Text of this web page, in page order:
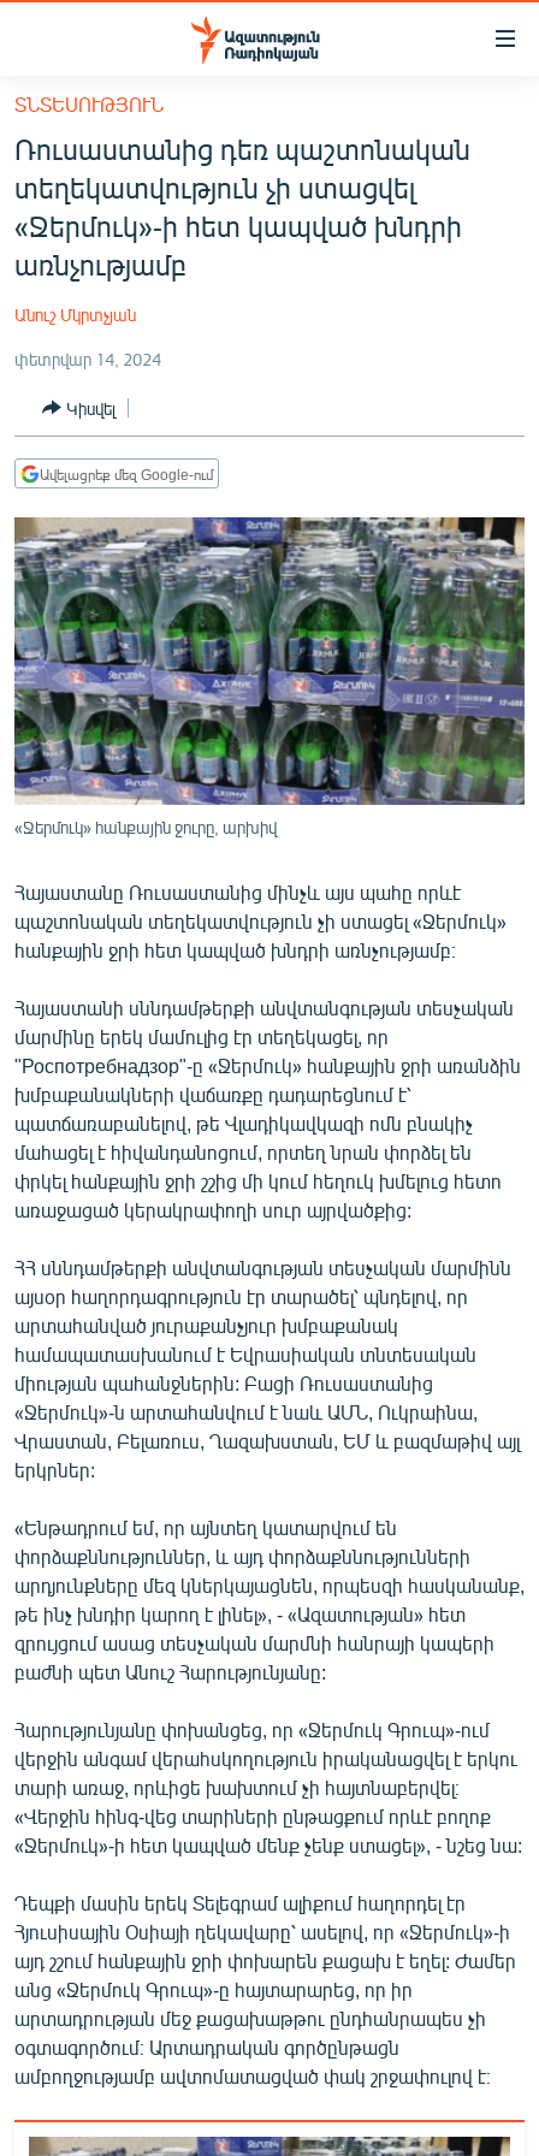
Մատչելիության
հիմնական
բովանդակությանը
Անցնել
հիմնական
մենյուին
Որոնում
ՔԱՂԱՔԱԿԱՆ
ԸՆՏՐՈՒԹՅՈՒՆՆԵՐ 2026
ՊԱՏԵՐԱԶՄԻ 6 ՇԱԲԱԹՆԵՐԸ
ՏԱՐԱԾԱՇՐՋԱՆ
ՄԻՋԱԶԳԱՅԻՆ
ՄՇԱԿՈՒՅԹ
ՍՊՈՐՏ
ՄԵԿՆԱԲԱՆՈՒԹՅՈՒՆ
ՏՏ ԵՒ ԻՆՏԵՐՆԵՏ
ԿՈՐՈՆԱՎԻՐՈՒՍ
ԱՐԽԻՎ
ԲԱՆԱՎԵՃ
ՁԳՏԵԼՈՎ ԼԱՎԱԳՈՒՅՆԻՆ
Հայերեն
English
Русский
ՀԵՏԵՎԵՔ ՄԵԶ
«Ազատության» բոլոր կայքերը
ՏՆՏԵՍՈՒԹՅՈՒՆ
Ռուսաստանից դեռ պաշտոնական
տեղեկատվություն չի ստացվել
«Ջերմուկ»-ի հետ կապված խնդրի
առնչությամբ
Անուշ Մկրտչյան
փետրվար 14, 2024
Կիսվել
Ավելացրեք մեզ Google-ում
«Ջերմուկ» հանքային ջուրը, արխիվ
Հայաստանը Ռուսաստանից մինչև այս պահը որևէ
պաշտոնական տեղեկատվություն չի ստացել «Ջերմուկ»
հանքային ջրի հետ կապված խնդրի առնչությամբ։
Հայաստանի սննդամթերքի անվտանգության տեսչական
մարմինը երեկ մամուլից էր տեղեկացել, որ
"Роспотребнадзор"-ը «Ջերմուկ» հանքային ջրի առանձին
խմբաքանակների վաճառքը դադարեցնում է՝
պատճառաբանելով, թե Վլադիկավկազի ոմն բնակիչ
մահացել է հիվանդանոցում, որտեղ նրան փորձել են
փրկել հանքային ջրի շշից մի կում հեղուկ խմելուց հետո
առաջացած կերակրափողի սուր այրվածքից:
ՀՀ սննդամթերքի անվտանգության տեսչական մարմինն
այսօր հաղորդագրություն էր տարածել՝ պնդելով, որ
արտահանված յուրաքանչյուր խմբաքանակ
համապատասխանում է Եվրասիական տնտեսական
միության պահանջներին: Բացի Ռուսաստանից
«Ջերմուկ»-ն արտահանվում է նաև ԱՄՆ, Ուկրաինա,
Վրաստան, Բելառուս, Ղազախստան, ԵՄ և բազմաթիվ այլ
երկրներ:
«Ենթադրում եմ, որ այնտեղ կատարվում են
փորձաքննություններ, և այդ փորձաքննությունների
արդյունքները մեզ կներկայացնեն, որպեսզի հասկանանք,
թե ինչ խնդիր կարող է լինել», - «Ազատության» հետ
զրույցում ասաց տեսչական մարմնի հանրայի կապերի
բաժնի պետ Անուշ Հարությունյանը:
Հարությունյանը փոխանցեց, որ «Ջերմուկ Գրուպ»-ում
վերջին անգամ վերահսկողություն իրականացվել է երկու
տարի առաջ, որևիցե խախտում չի հայտնաբերվել։
«Վերջին հինգ-վեց տարիների ընթացքում որևէ բողոք
«Ջերմուկ»-ի հետ կապված մենք չենք ստացել», - նշեց նա:
Դեպքի մասին երեկ Տելեգրամ ալիքում հաղորդել էր
Հյուսիսային Օսիայի ղեկավարը՝ ասելով, որ «Ջերմուկ»-ի
այդ շշում հանքային ջրի փոխարեն քացախ է եղել: Ժամեր
անց «Ջերմուկ Գրուպ»-ը հայտարարեց, որ իր
արտադրության մեջ քացախաթթու ընդհանրապես չի
օգտագործում։ Արտադրական գործընթացն
ամբողջությամբ ավտոմատացված փակ շրջափուլով է։